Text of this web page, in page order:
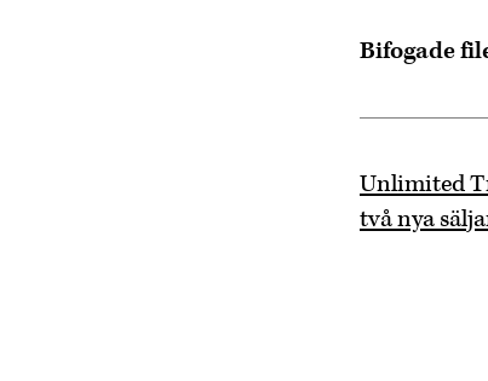
Bifogade
Unlimited
två nya